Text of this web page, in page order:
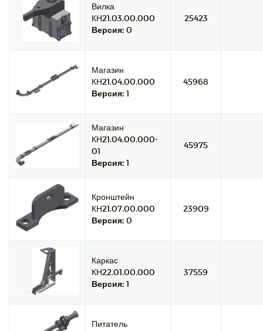
Вилка
КН21.03.00.000
Версия: 0
25423
Магазин
КН21.04.00.000
Версия: 1
45968
Магазин
КН21.04.00.000-
01
Версия: 1
45975
Кронштейн
КН21.07.00.000
Версия: 0
23909
Каркас
КН22.01.00.000
Версия: 1
37559
Питатель